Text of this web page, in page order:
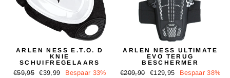
ARLEN NESS E.T.O. D
KNIE
SCHUIFREGELAARS
Normale
€59,95 Aanbiedingsprijs
€39,99 Bespaar 33%
ARLEN NESS ULTIMATE
EVO TERUG
BESCHERMER
Normale
€209,90 Aanbiedingsprijs
€129,95 Bespaar 38%